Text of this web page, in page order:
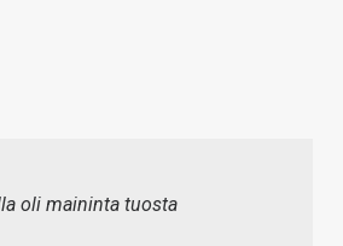
oli maininta tuosta